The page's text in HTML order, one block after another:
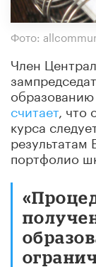
Фото:
Член
считает, что
курса
портфолио